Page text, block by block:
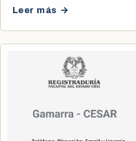
Leer más →